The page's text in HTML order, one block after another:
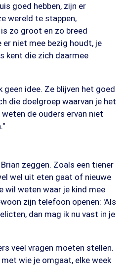
goed hebben, zijn er
wereld te stappen,
zo groot en zo breed
er niet mee bezig houdt, je
kent die zich daarmee
geen idee. Ze blijven het goed
die doelgroep waarvan je het
de ouders ervan niet
zeggen. Zoals een tiener
wel uit eten gaat of nieuwe
wil weten waar je kind mee
zijn telefoon openen: 'Als
dan mag ik nu vast in je
veel vragen moeten stellen.
wie je omgaat, elke week